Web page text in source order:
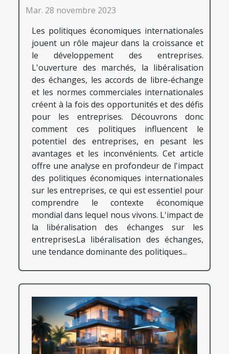
Mar. 28 novembre 2023
Les politiques économiques internationales
jouent un rôle majeur dans la croissance et
le développement des entreprises.
L'ouverture des marchés, la libéralisation
des échanges, les accords de libre-échange
et les normes commerciales internationales
créent à la fois des opportunités et des défis
pour les entreprises. Découvrons donc
comment ces politiques influencent le
potentiel des entreprises, en pesant les
avantages et les inconvénients. Cet article
offre une analyse en profondeur de l'impact
des politiques économiques internationales
sur les entreprises, ce qui est essentiel pour
comprendre le contexte économique
mondial dans lequel nous vivons. L'impact de
la libéralisation des échanges sur les
entreprisesLa libéralisation des échanges,
une tendance dominante des politiques...